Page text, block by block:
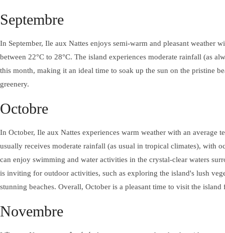
ACTIVITÉS
Septembre
In September, Ile aux Nattes enjoys semi-warm and pleasant weather
between 22°C to 28°C. The island experiences moderate rainfall (as
this month, making it an ideal time to soak up the sun on the pristine
greenery.
Octobre
In October, Ile aux Nattes experiences warm weather with an average
usually receives moderate rainfall (as usual in tropical climates), with
can enjoy swimming and water activities in the crystal-clear waters
is inviting for outdoor activities, such as exploring the island's lush
stunning beaches. Overall, October is a pleasant time to visit the island
Novembre